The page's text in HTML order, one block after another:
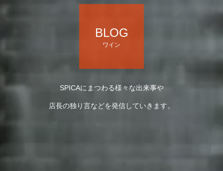
BLOG
ワイン
SPICAにまつわる様々な出来事や
店長の独り言などを発信していきます。